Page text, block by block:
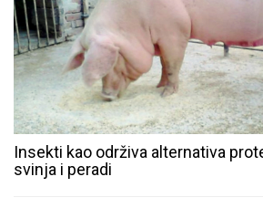
Insekti kao održiva alternativa
svinja i peradi